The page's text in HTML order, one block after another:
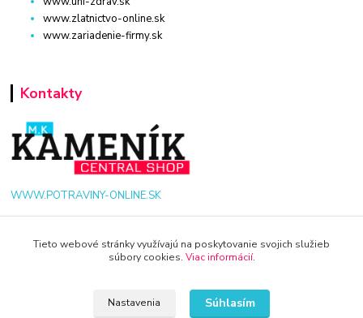
www.zlatnictvo-online.sk
www.zariadenie-firmy.sk
Kontakty
WWW.POTRAVINY-ONLINE.SK
+421 940 949 000
Tieto webové stránky využívajú na poskytovanie svojich služieb
súbory cookies. Viac informácií.
Nastavenia Súhlasím